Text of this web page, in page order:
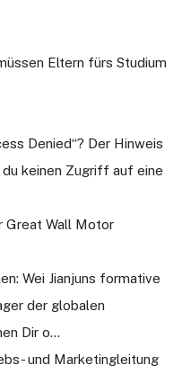
Eltern fürs Studium
Denied“? Der Hinweis
keinen Zugriff auf eine
Great Wall Motor
Wei Jianjuns formative
der globalen
Dir o...
und Marketingleitung